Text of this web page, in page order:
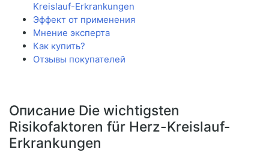
Kreislauf-Erkrankungen
Эффект от применения
Мнение эксперта
Как купить?
Отзывы покупателей
Описание Die wichtigsten
Risikofaktoren für Herz-Kreislauf-
Erkrankungen